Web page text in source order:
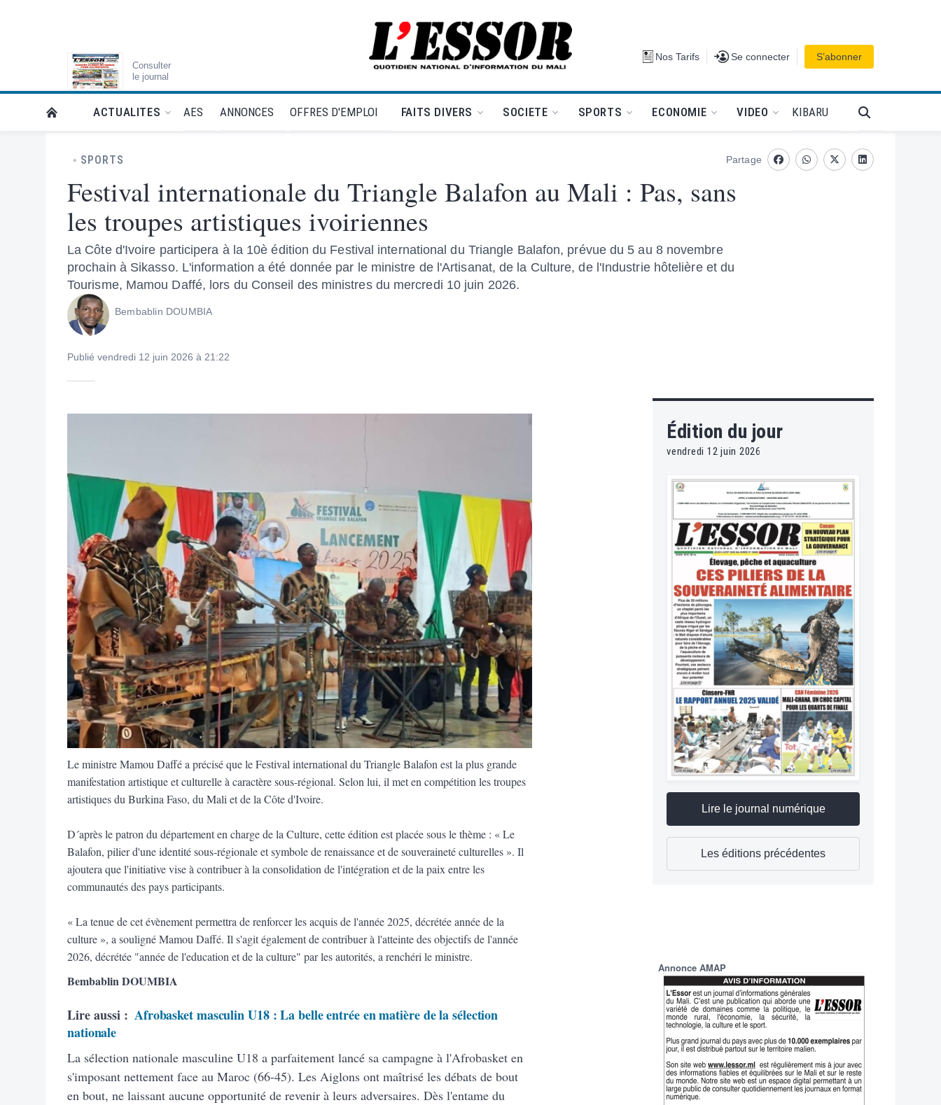
Consulter
le journal
L'Essor - retour à la une Nos Tarifs Se connecter
Se connecter S’abonner
RETOUR À LA PAGE D’ACCUEIL DE L'ESSOR
ACTUALITES AES ANNONCES OFFRES D'EMPLOI FAITS DIVERS SOCIETE SPORTS ECONOMIE VIDEO KIBARU
SPORTS
Festival internationale du Triangle Balafon au Mali : Pas, sans
les troupes artistiques ivoiriennes
La Côte d'Ivoire participera à la 10è édition du Festival international du Triangle Balafon, prévue du 5 au 8 novembre
prochain à Sikasso. L'information a été donnée par le ministre de l'Artisanat, de la Culture, de l'Industrie hôtelière et du
Tourisme, Mamou Daffé, lors du Conseil des ministres du mercredi 10 juin 2026.
Bembablin DOUMBIA
Publié vendredi 12 juin 2026 à 21:22
Partage
FacebookwhatsappTwitterLinkedin
Le ministre Mamou Daffé a précisé que le Festival international du Triangle Balafon est la plus grande
manifestation artistique et culturelle à caractère sous-régional. Selon lui, il met en compétition les troupes
artistiques du Burkina Faso, du Mali et de la Côte d'Ivoire.
D´après le patron du département en charge de la Culture, cette édition est placée sous le thème : « Le
Balafon, pilier d'une identité sous-régionale et symbole de renaissance et de souveraineté culturelles ». Il
ajoutera que l'initiative vise à contribuer à la consolidation de l'intégration et de la paix entre les
communautés des pays participants.
« La tenue de cet évènement permettra de renforcer les acquis de l'année 2025, décrétée année de la
culture », a souligné Mamou Daffé. Il s'agit également de contribuer à l'atteinte des objectifs de l'année
2026, décrétée "année de l'education et de la culture" par les autorités, a renchéri le ministre.
Bembablin DOUMBIA
Lire aussi : Afrobasket masculin U18 : La belle entrée en matière de la sélection
nationale
La sélection nationale masculine U18 a parfaitement lancé sa campagne à l'Afrobasket en
s'imposant nettement face au Maroc (66-45). Les Aiglons ont maîtrisé les débats de bout
en bout, ne laissant aucune opportunité de revenir à leurs adversaires. Dès l'entame du
Édition du jour
vendredi 12 juin 2026
Lire le journal numérique
Les éditions précédentes
Annonce AMAP